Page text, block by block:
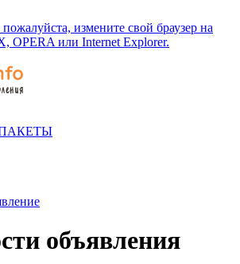
измените свой браузер на
OPERA или Internet Explorer.
объявления